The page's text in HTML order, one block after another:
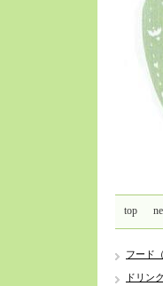
top
フード（
ドリン